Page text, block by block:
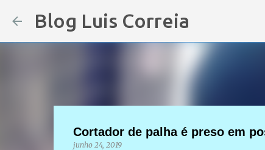
Blog Luis Correia
Cortador de palha é preso em
junho 24, 2019